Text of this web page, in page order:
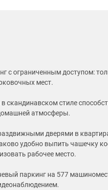
с ограниченным доступом:
мест.
скандинавском стиле
атмосферы.
дверями в
удобно выпить чашечку
рабочее место.
паркинг на 577